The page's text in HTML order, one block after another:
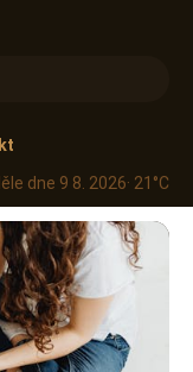
dne 9 8. 2026· 21°C